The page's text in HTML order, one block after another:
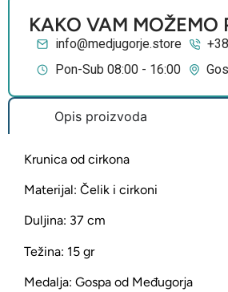
KAKO VAM MOŽEMO
info@medjugorje.store
Pon-Sub 08:00 - 16:00
Opis proizvoda
Krunica od cirkona
Materijal: Čelik i cirkoni
Duljina: 37 cm
Težina: 15 gr
Medalja: Gospa od Međugorja